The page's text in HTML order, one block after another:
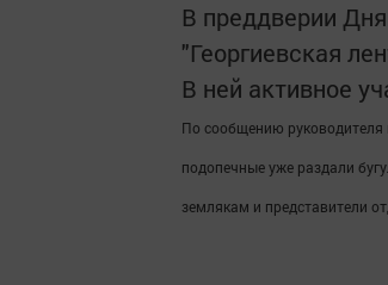
В преддверии
"Георгиевская
В ней активное
По сообщению руководителя
подопечные уже раздали
землякам и представители